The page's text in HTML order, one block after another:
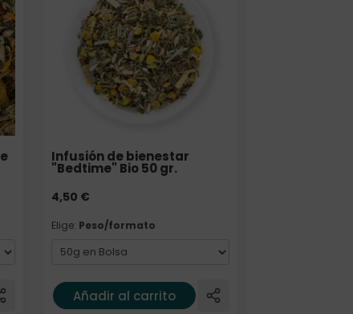
Infusión de bienestar
"Bedtime" Bio 50 gr.
4,50 €
Elige: Peso/formato
Añadir al carrito